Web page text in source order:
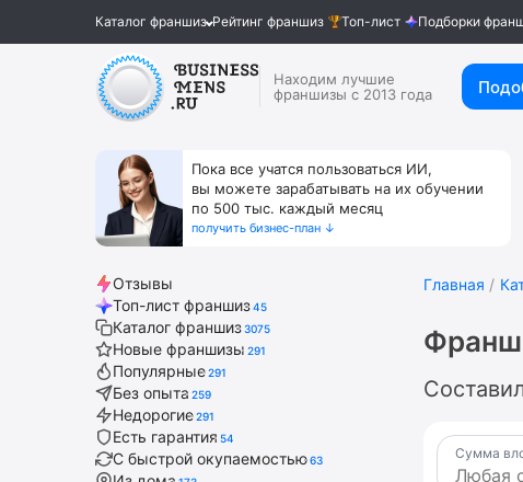
Каталог франшиз Рейтинг франшиз Топ-лист Подборки
Находим лучшие
франшизы с 2013 года
Пока все учатся пользоваться ИИ,
вы можете зарабатывать на их обучении
по 500 тыс. каждый месяц
получить бизнес-план ↓
Отзывы
Топ-лист франшиз45
Каталог франшиз3075
Новые франшизы 291
Популярные291
Без опыта 259
Недорогие291
Есть гарантия 54
С быстрой окупаемостью63
Главная
Сумма